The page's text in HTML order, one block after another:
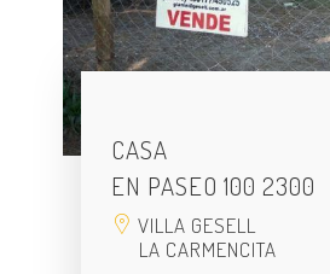
CASA
EN PASEO 100 2300
VILLA GESELL
LA CARMENCITA